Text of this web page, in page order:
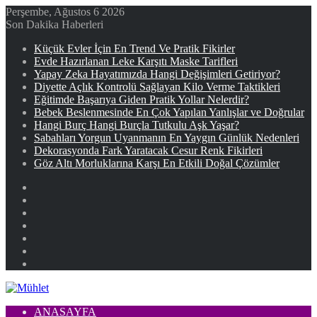
Perşembe, Ağustos 6 2026
Son Dakika Haberleri
Küçük Evler İçin En Trend Ve Pratik Fikirler
Evde Hazırlanan Leke Karşıtı Maske Tarifleri
Yapay Zeka Hayatımızda Hangi Değişimleri Getiriyor?
Diyette Açlık Kontrolü Sağlayan Kilo Verme Taktikleri
Eğitimde Başarıya Giden Pratik Yollar Nelerdir?
Bebek Beslenmesinde En Çok Yapılan Yanlışlar ve Doğrular
Hangi Burç Hangi Burçla Tutkulu Aşk Yaşar?
Sabahları Yorgun Uyanmanın En Yaygın Günlük Nedenleri
Dekorasyonda Fark Yaratacak Cesur Renk Fikirleri
Göz Altı Morluklarına Karşı En Etkili Doğal Çözümler
ANASAYFA